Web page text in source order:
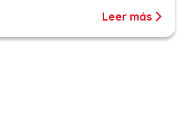
Leer más